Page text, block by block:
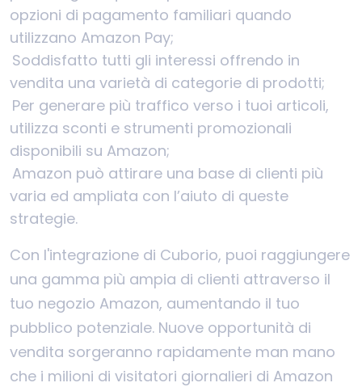
opzioni di pagamento familiari quando
utilizzano Amazon Pay;
Soddisfatto tutti gli interessi offrendo in
vendita una varietà di categorie di prodotti;
Per generare più traffico verso i tuoi articoli,
utilizza sconti e strumenti promozionali
disponibili su Amazon;
Amazon può attirare una base di clienti più
varia ed ampliata con l’aiuto di queste
strategie.
Con l'integrazione di Cuborio, puoi raggiungere
una gamma più ampia di clienti attraverso il
tuo negozio Amazon, aumentando il tuo
pubblico potenziale. Nuove opportunità di
vendita sorgeranno rapidamente man mano
che i milioni di visitatori giornalieri di Amazon